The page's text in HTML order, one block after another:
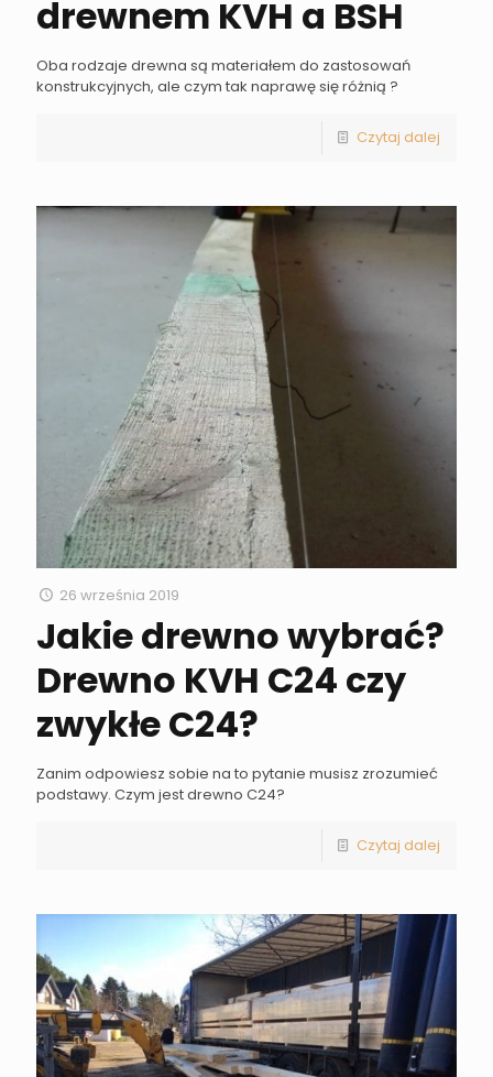
drewnem KVH a BSH
Oba rodzaje drewna są materiałem do zastosowań
konstrukcyjnych, ale czym tak naprawę się różnią ?
Czytaj dalej
26 września 2019
Jakie drewno wybrać?
Drewno KVH C24 czy
zwykłe C24?
Zanim odpowiesz sobie na to pytanie musisz zrozumieć
podstawy. Czym jest drewno C24?
Czytaj dalej